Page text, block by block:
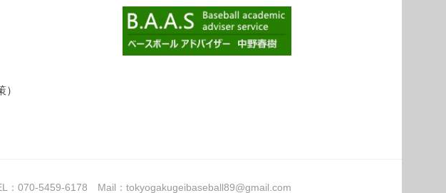
：070-5459-6178 Mail：tokyogakugeibaseball89@gmail.com